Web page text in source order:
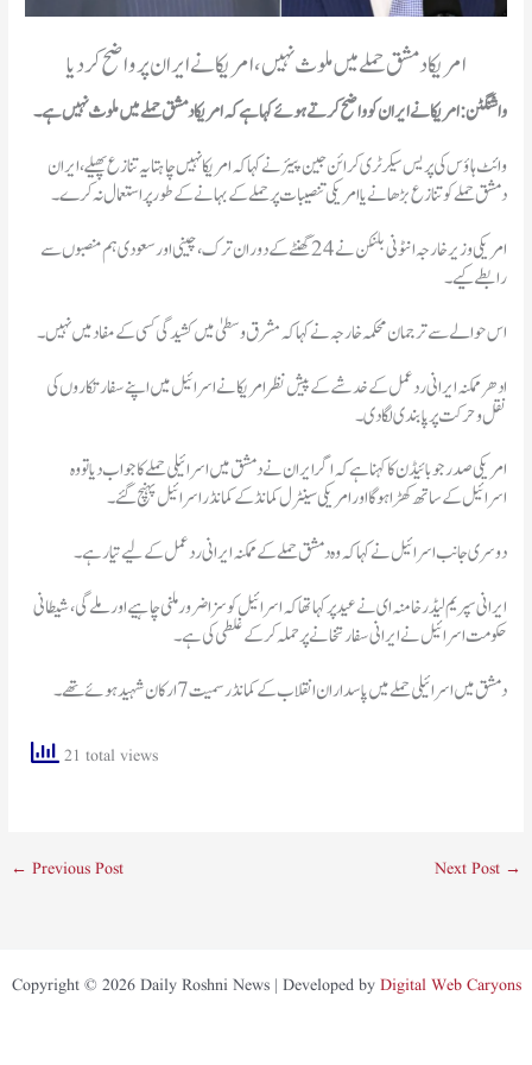
امریکا دمشق حملے میں ملوث نہیں، امریکا نے ایران پر واضح کر دیا
واشنگٹن: امریکا نے ایران کو واضح کرتے ہوئے کہا ہے کہ امریکا دمشق حملے میں ملوث نہیں ہے۔
وائٹ ہاؤس کی پریس سیکرٹری کرائن جین پیئر نے کہا کہ امریکا نہیں چاہتا یہ تنازع پھیلے، ایران
دمشق حملے کو تنازع بڑھانے یا امریکی تنصیبات پر حملے کے بہانے کے طورپر استعمال نہ کرے۔
امریکی وزیر خا رجہ انٹونی بلنکن نے 24 گھنٹے کے دوران ترک، چینی اور سعودی ہم منصبوں سے
رابطے کیے۔
اس حوالے سے ترجمان محکمہ خا رجہ نے کہا کہ مشرق وسطیٰ میں کشیدگی کسی کے مفاد میں نہیں۔
ادھر ممکنہ ایرانی رد عمل کے خدشے کے پیش نظر امریکا نے اسرائیل میں اپنے سفارتکاروں کی
نقل وحرکت پرپابندی لگادی۔
امریکی صدر جو بائیڈن کا کہنا ہے کہ اگر ایران نے دمشق میں اسرائیلی حملے کا جواب دیا تو وہ
اسرائیل کے ساتھ کھڑا ہوگا اور امریکی سینٹرل کمانڈ کے کمانڈر اسرائیل پہنچ گئے۔
دوسری جانب اسرائیل نے کہا کہ وہ دمشق حملے کے ممکنہ ایرانی رد عمل کے لیے تیار ہے۔
ایرانی سپریم لیڈر خامنہ ای نے عید پر کہا تھا کہ اسرائیل کو سزاضرور ملنی چاہیے اور ملےگی، شیطانی
حکومت اسرائیل نے ایرانی سفارتخانے پر حملہ کرکے غلطی کی ہے۔
دمشق میں اسرائیلی حملے میں پاسداران انقلاب کے کمانڈر سمیت7 ارکان شہید ہوئے تھے۔
21 total views
← Previous Post Next Post →
Copyright © 2026 Daily Roshni News | Developed by Digital Web Caryons